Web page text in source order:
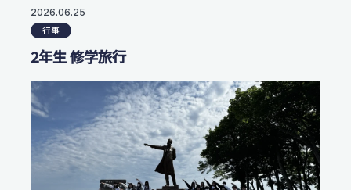
進学コース
【普通科】創学コース
創学コース 自己探求系
創学コース 福祉探求系
商業科
地域マーケティングコース
会計マネジメントコース
情報プログラミングコース
学校情報
制服紹介
2.5次元先生図鑑
翠松高校の強み
茶道教育
地域との連携
支援体制
進学実績
部活動一覧
部活動一覧
部活動ニュース
スイッチ！未来を開こう
受験生のみなさまへ
2026.06.25
行事
2年生 修学旅行